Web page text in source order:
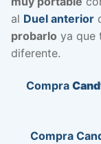
al Duel anterior
probarlo ya que
diferente.
Compra
Compra